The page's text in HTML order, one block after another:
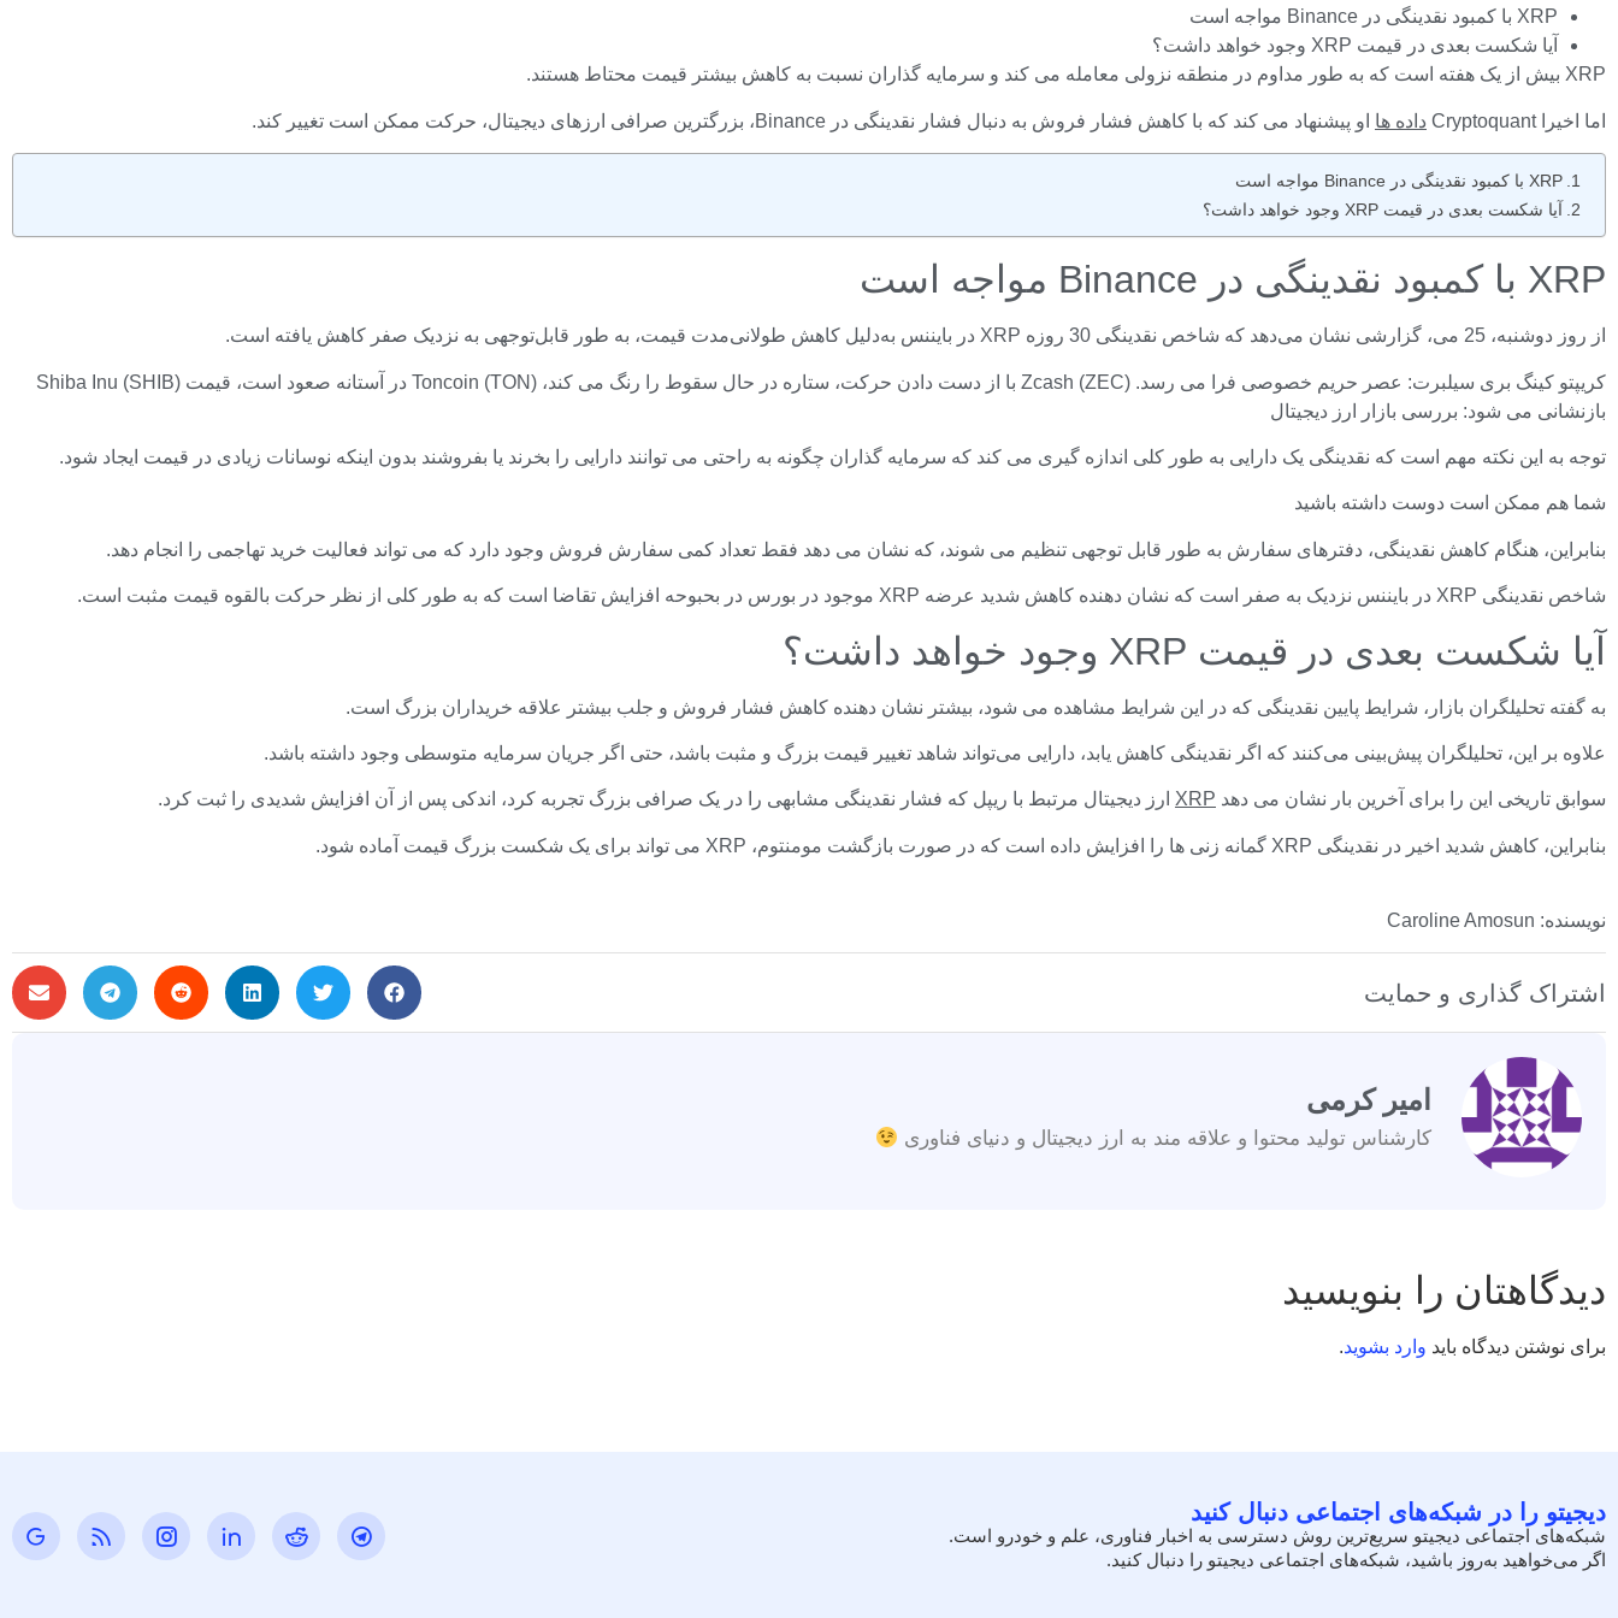
XRP با کمبود نقدینگی در Binance مواجه است
آیا شکست بعدی در قیمت XRP وجود خواهد داشت؟
XRP بیش از یک هفته است که به طور مداوم در منطقه نزولی معامله می کند و سرمایه گذاران نسبت به کاهش بیشتر قیمت محتاط هستند.
اما اخیرا Cryptoquant داده ها او پیشنهاد می کند که با کاهش فشار فروش به دنبال فشار نقدینگی در Binance، بزرگترین صرافی ارزهای دیجیتال، حرکت ممکن است تغییر کند.
XRP با کمبود نقدینگی در Binance مواجه است
آیا شکست بعدی در قیمت XRP وجود خواهد داشت؟
XRP با کمبود نقدینگی در Binance مواجه است
از روز دوشنبه، 25 می، گزارشی نشان می‌دهد که شاخص نقدینگی 30 روزه XRP در بایننس به‌دلیل کاهش طولانی‌مدت قیمت، به طور قابل‌توجهی به نزدیک صفر کاهش یافته است.
کریپتو کینگ بری سیلبرت: عصر حریم خصوصی فرا می رسد. Zcash (ZEC) با از دست دادن حرکت، ستاره در حال سقوط را رنگ می کند، Toncoin (TON) در آستانه صعود است، قیمت Shiba Inu (SHIB)
بازنشانی می شود: بررسی بازار ارز دیجیتال
توجه به این نکته مهم است که نقدینگی یک دارایی به طور کلی اندازه گیری می کند که سرمایه گذاران چگونه به راحتی می توانند دارایی را بخرند یا بفروشند بدون اینکه نوسانات زیادی در قیمت ایجاد شود.
شما هم ممکن است دوست داشته باشید
بنابراین، هنگام کاهش نقدینگی، دفترهای سفارش به طور قابل توجهی تنظیم می شوند، که نشان می دهد فقط تعداد کمی سفارش فروش وجود دارد که می تواند فعالیت خرید تهاجمی را انجام دهد.
شاخص نقدینگی XRP در بایننس نزدیک به صفر است که نشان دهنده کاهش شدید عرضه XRP موجود در بورس در بحبوحه افزایش تقاضا است که به طور کلی از نظر حرکت بالقوه قیمت مثبت است.
آیا شکست بعدی در قیمت XRP وجود خواهد داشت؟
به گفته تحلیلگران بازار، شرایط پایین نقدینگی که در این شرایط مشاهده می شود، بیشتر نشان دهنده کاهش فشار فروش و جلب بیشتر علاقه خریداران بزرگ است.
علاوه بر این، تحلیلگران پیش‌بینی می‌کنند که اگر نقدینگی کاهش یابد، دارایی می‌تواند شاهد تغییر قیمت بزرگ و مثبت باشد، حتی اگر جریان سرمایه متوسطی وجود داشته باشد.
سوابق تاریخی این را برای آخرین بار نشان می دهد XRP ارز دیجیتال مرتبط با ریپل که فشار نقدینگی مشابهی را در یک صرافی بزرگ تجربه کرد، اندکی پس از آن افزایش شدیدی را ثبت کرد.
بنابراین، کاهش شدید اخیر در نقدینگی XRP گمانه زنی ها را افزایش داده است که در صورت بازگشت مومنتوم، XRP می تواند برای یک شکست بزرگ قیمت آماده شود.
نویسنده: Caroline Amosun
اشتراک گذاری و حمایت
امیر کرمی
کارشناس تولید محتوا و علاقه مند به ارز دیجیتال و دنیای فناوری
دیدگاهتان را بنویسید
برای نوشتن دیدگاه باید وارد بشوید.
دیجیتو را در شبکه‌های اجتماعی دنبال کنید
شبکه‌های اجتماعی دیجیتو سریع‌ترین روش دسترسی به اخبار فناوری، علم و خودرو است.
اگر می‌خواهید به‌روز باشید، شبکه‌های اجتماعی دیجیتو را دنبال کنید.